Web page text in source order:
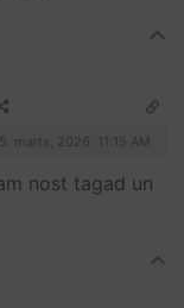
marts, 2026. 11:15 AM
nost tagad un